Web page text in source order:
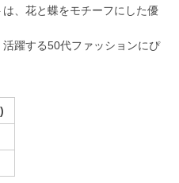
、花と蝶をモチーフにした優
躍する50代ファッションにぴ